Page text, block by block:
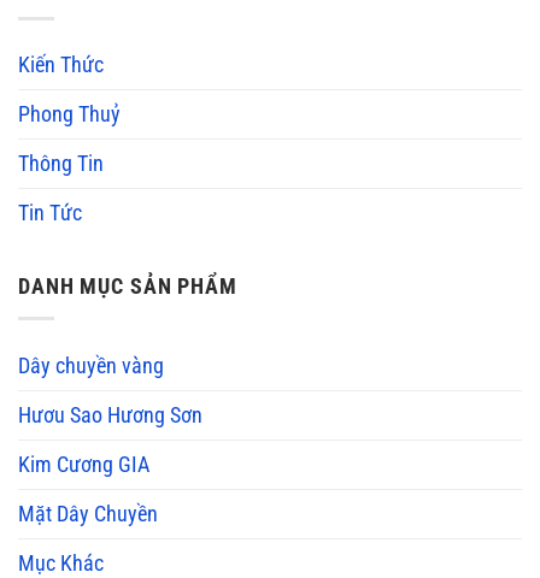
Kiến Thức
Phong Thuỷ
Thông Tin
Tin Tức
DANH MỤC SẢN PHẨM
Dây chuyền vàng
Hươu Sao Hương Sơn
Kim Cương GIA
Mặt Dây Chuyền
Mục Khác